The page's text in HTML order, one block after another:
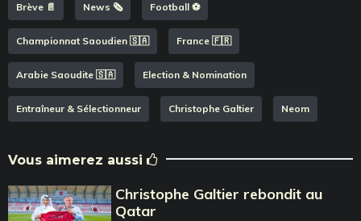
Brève 📄 News 🗞️ Football ⚽️
Championnat Saoudien 🇸🇦 France 🇫🇷
Arabie Saoudite 🇸🇦 Election & Nomination
Entraîneur & Sélectionneur Christophe Galtier Neom
Vous aimerez aussi
Christophe Galtier rebondit au
Qatar